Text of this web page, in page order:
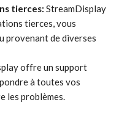
tierces: StreamDisplay
tierces, vous
provenant de diverses
offre un support
à toutes vos
les problèmes.